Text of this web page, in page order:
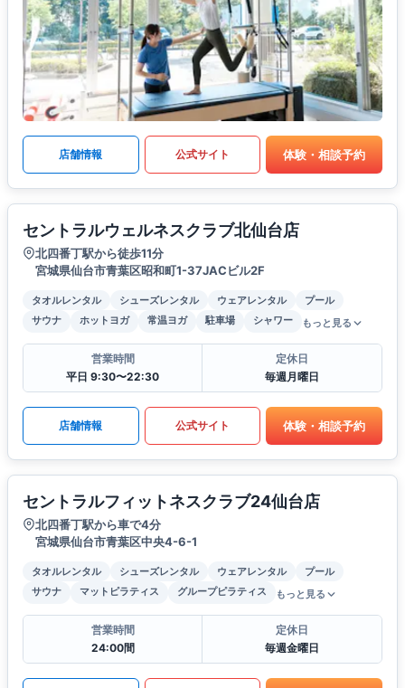
店舗情報 公式サイト 体験・相談予約
セントラルウェルネスクラブ北仙台店
北四番丁駅から徒歩11分
宮城県仙台市青葉区昭和町1-37JACビル2F
タオルレンタル シューズレンタル ウェアレンタル
プール
サウナ
ホットヨガ 常温ヨガ 駐車場 シャワー もっと見る
営業時間
平日 9:30〜22:30
定休日
毎週月曜日
店舗情報 公式サイト 体験・相談予約
セントラルフィットネスクラブ24仙台店
北四番丁駅から車で4分
宮城県仙台市青葉区中央4-6-1
タオルレンタル シューズレンタル ウェアレンタル
プール
サウナ
マットピラティス グループピラティス もっと見る
営業時間
24:00間
定休日
毎週金曜日